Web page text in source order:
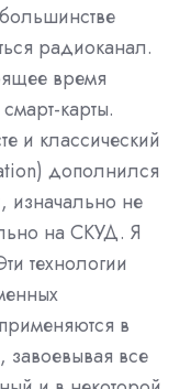
радиоканал.
время
карты.
и классический
дополнился
изначально не
на СКУД. Я
технологии
в
завоевывая все